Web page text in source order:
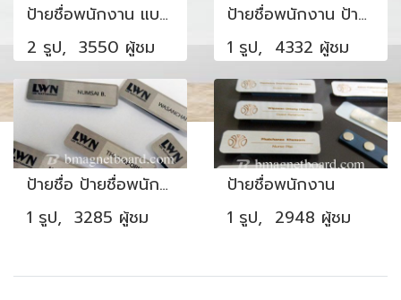
ป้ายชื่อพนักงาน แบบสวย
2 รูป, 3550 ผู้ชม
ป้ายชื่อพนักงาน ป้ายชื่อทีม
1 รูป, 4332 ผู้ชม
ป้ายชื่อ ป้ายชื่อพนักงาน ป้ายชื่อพนักงานบริษัท
1 รูป, 3285 ผู้ชม
ป้ายชื่อพนักงาน
1 รูป, 2948 ผู้ชม